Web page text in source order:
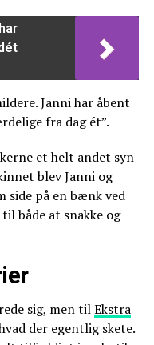
Janni har åbent
fra dag ét”.
et helt andet syn
blev Janni og
side på en bænk ved
både at snakke og
sig, men tilEkstra
der egentlig skete.